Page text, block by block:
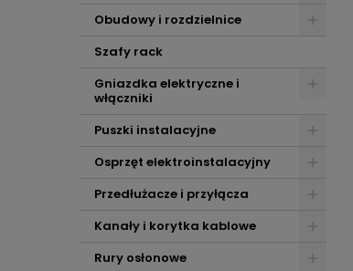
Obudowy i rozdzielnice
Szafy rack
Gniazdka elektryczne i
włączniki
Puszki instalacyjne
Osprzęt elektroinstalacyjny
Przedłużacze i przyłącza
Kanały i korytka kablowe
Rury osłonowe